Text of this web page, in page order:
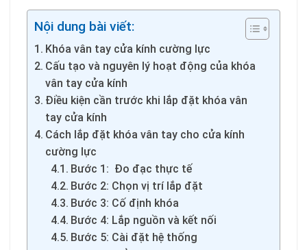
Nội dung bài viết:
Khóa vân tay cửa kính cường lực
Cấu tạo và nguyên lý hoạt động của khóa
vân tay cửa kính
Điều kiện cần trước khi lắp đặt khóa vân
tay cửa kính
Cách lắp đặt khóa vân tay cho cửa kính
cường lực
Bước 1: Đo đạc thực tế
Bước 2: Chọn vị trí lắp đặt
Bước 3: Cố định khóa
Bước 4: Lắp nguồn và kết nối
Bước 5: Cài đặt hệ thống